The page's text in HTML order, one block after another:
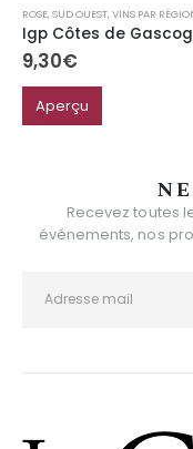
ROSE,SUD OUEST,VINS PAR
9,30€
Aperçu
Recevez toutes
événements, nos